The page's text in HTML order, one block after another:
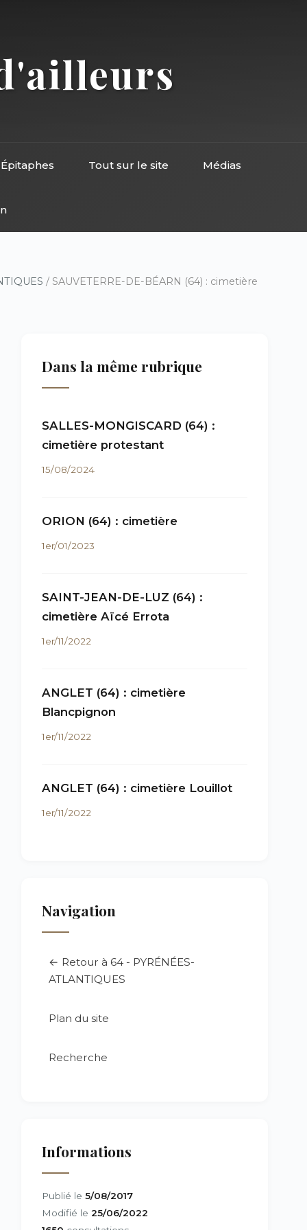
Épitaphes Tout sur le site Médias
/ SAUVETERRE-DE-BÉARN (64) : cimetière
Dans la même rubrique
SALLES-MONGISCARD (64) :
cimetière protestant
15/08/2024
ORION (64) : cimetière
1er/01/2023
SAINT-JEAN-DE-LUZ (64) :
cimetière Aïcé Errota
1er/11/2022
ANGLET (64) : cimetière
Blancpignon
1er/11/2022
ANGLET (64) : cimetière Louillot
1er/11/2022
Navigation
← Retour à 64 - PYRÉNÉES-
ATLANTIQUES
Plan du site
Recherche
Informations
Publié le 5/08/2017
Modifié le 25/06/2022